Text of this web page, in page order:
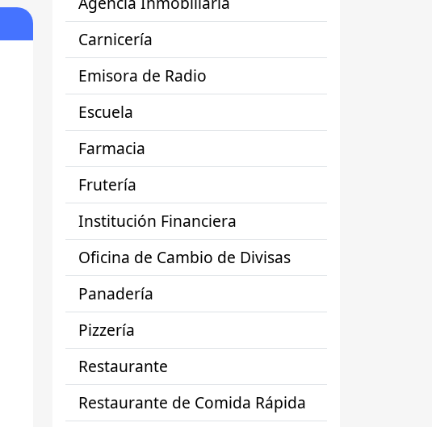
Carnicería
Emisora de Radio
Escuela
Farmacia
Frutería
Institución Financiera
Oficina de Cambio de Divisas
Panadería
Pizzería
Restaurante
Restaurante de Comida Rápida